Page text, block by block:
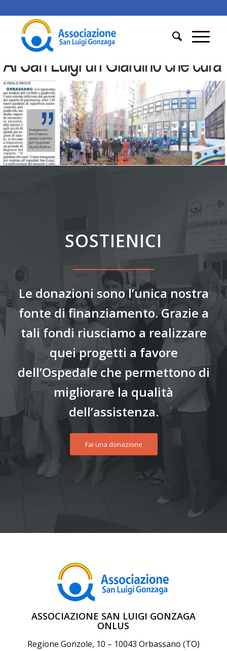
SOSTIENICI
Le donazioni sono l’unica nostra
fonte di finanziamento. Grazie a
tali fondi riusciamo a realizzare
quei progetti a favore
dell’Ospedale che permettono di
migliorare la qualità
dell’assistenza.
Fai una donazione
ASSOCIAZIONE SAN LUIGI GONZAGA
ONLUS
Regione Gonzole, 10 – 10043 Orbassano (TO)